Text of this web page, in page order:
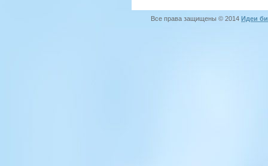
Все права защищены © 2014 Идеи